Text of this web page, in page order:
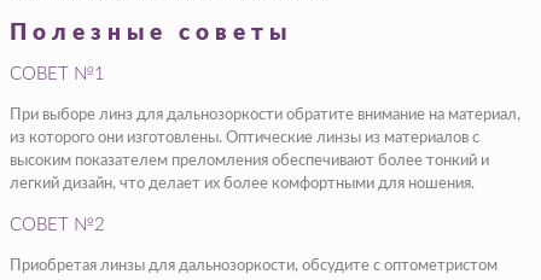
Полезные советы
СОВЕТ №1
При выборе линз для дальнозоркости обратите внимание на материал,
из которого они изготовлены. Оптические линзы из материалов с
высоким показателем преломления обеспечивают более тонкий и
легкий дизайн, что делает их более комфортными для ношения.
СОВЕТ №2
Приобретая линзы для дальнозоркости, обсудите с оптометристом